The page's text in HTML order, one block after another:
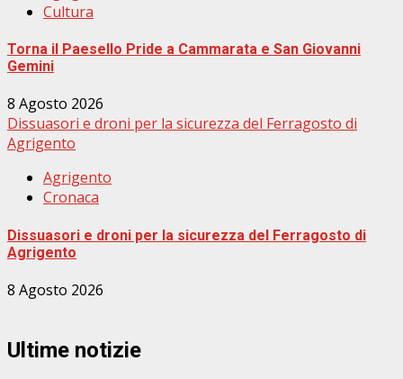
Cultura
Torna il Paesello Pride a Cammarata e San Giovanni
Gemini
8 Agosto 2026
Dissuasori e droni per la sicurezza del Ferragosto di
Agrigento
Agrigento
Cronaca
Dissuasori e droni per la sicurezza del Ferragosto di
Agrigento
8 Agosto 2026
Ultime notizie